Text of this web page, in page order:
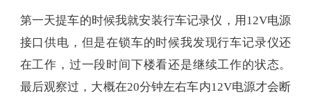
第一天提车的时候我就安装行车记录仪，用12V电源
接口供电，但是在锁车的时候我发现行车记录仪还
在工作，过一段时间下楼看还是继续工作的状态。
最后观察过，大概在20分钟左右车内12V电源才会断